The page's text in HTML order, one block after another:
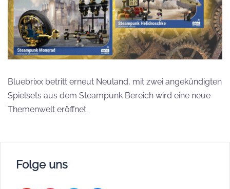
Bluebrixx betritt erneut Neuland, mit zwei angekündigten
Spielsets aus dem Steampunk Bereich wird eine neue
Themenwelt eröffnet.
Folge uns